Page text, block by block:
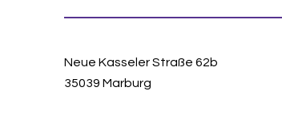
Neue Kasseler Straße 62b
35039 Marburg